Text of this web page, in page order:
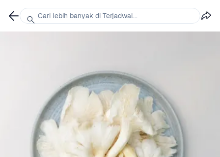
Cari lebih banyak di Terjadwal...